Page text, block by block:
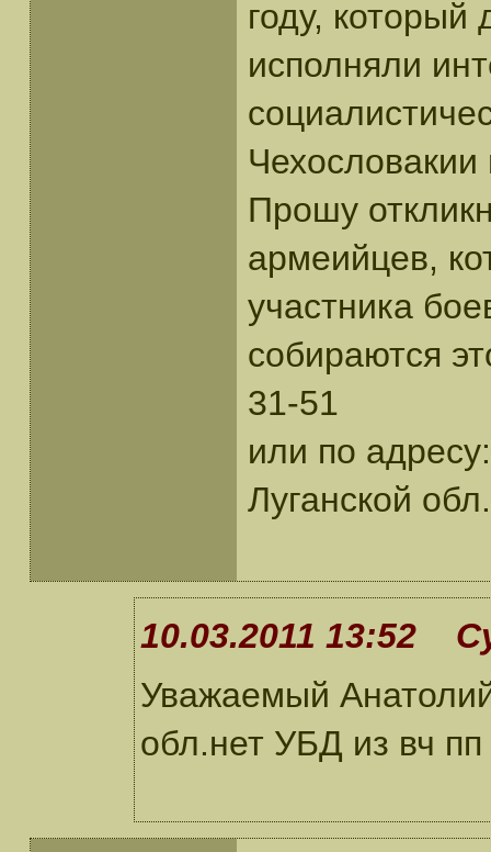
году,
исполняли
Чехословакии
Прошу
армеийцев,
участника
собираются
31-51
или по
Луганской
10.03.2011 13:52
Уважаемый
обл.нет УБД из вч